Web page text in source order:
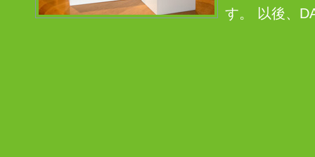
す。 以後、